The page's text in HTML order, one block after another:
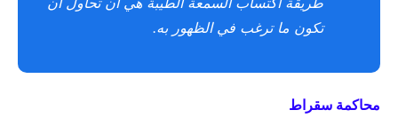
تكون ما ترغب في الظهور به.
محاكمة سقراط